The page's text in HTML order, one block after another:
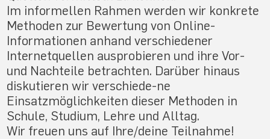
Im informellen Rahmen werden wir konkrete
Methoden zur Bewertung von Online-
Informationen anhand verschiedener
Internetquellen ausprobieren und ihre Vor-
und Nachteile betrachten. Darüber hinaus
diskutieren wir verschiede-ne
Einsatzmöglichkeiten dieser Methoden in
Schule, Studium, Lehre und Alltag.
Wir freuen uns auf Ihre/deine Teilnahme!